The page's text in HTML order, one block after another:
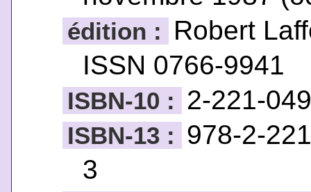
édition : Robert
ISSN 0766-9941
ISBN-10 : 2-221-
ISBN-13 : 978-2-
3